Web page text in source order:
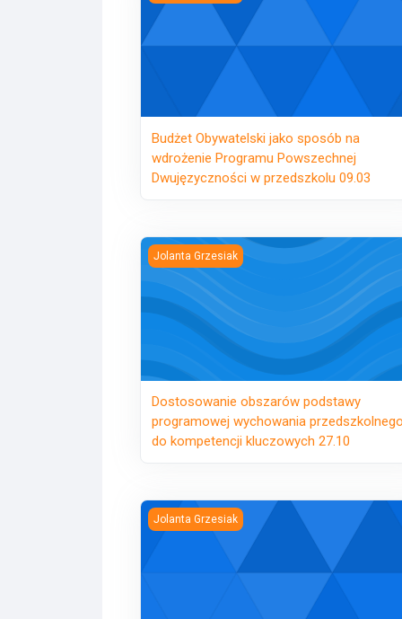
Budżet Obywatelski jako sposób na
wdrożenie Programu Powszechnej
Dwujęzyczności w przedszkolu 09.03
Dostosowanie obszarów podstawy
Jolanta Grzesiak
Dostosowanie obszarów podstawy
programowej wychowania przedszkolnego
do kompetencji kluczowych 27.10
Opiekun stażu – nowe zadania opiekuna
Jolanta Grzesiak